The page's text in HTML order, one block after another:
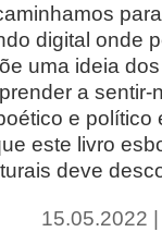
digital onde
uma ideia
a sentir-
e político
este livro
deve
15.05.2022